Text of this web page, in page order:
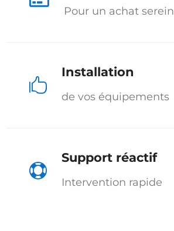
Pour un achat serein

Installation
de vos équipements

Support réactif
Intervention rapide